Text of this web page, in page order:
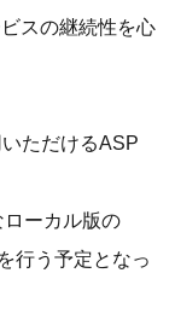
スの継続性を心
ただけるASP
ーカル版の
行う予定となっ